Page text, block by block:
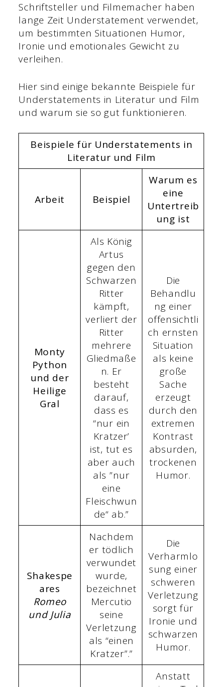
Schriftsteller und Filmemacher haben
lange Zeit Understatement verwendet,
um bestimmten Situationen Humor,
Ironie und emotionales Gewicht zu
verleihen.
Hier sind einige bekannte Beispiele für
Understatements in Literatur und Film
und warum sie so gut funktionieren.
Beispiele für Understatements in
Literatur und Film
Arbeit Beispiel
Warum es
eine
Untertreib
ung ist
Monty
Python
und der
Heilige
Gral
Als König
Artus
gegen den
Schwarzen
Ritter
kämpft,
verliert der
Ritter
mehrere
Gliedmaße
n. Er
besteht
darauf,
dass es
“nur ein
Kratzer’
ist, tut es
aber auch
als ”nur
eine
Fleischwun
de“ ab.”
Die
Behandlu
ng einer
offensichtli
ch ernsten
Situation
als keine
große
Sache
erzeugt
durch den
extremen
Kontrast
absurden,
trockenen
Humor.
Shakespe
ares
Romeo
und Julia
Nachdem
er tödlich
verwundet
wurde,
bezeichnet
Mercutio
seine
Verletzung
als “einen
Kratzer”.”
Die
Verharmlo
sung einer
schweren
Verletzung
sorgt für
Ironie und
schwarzen
Humor.
Anstatt